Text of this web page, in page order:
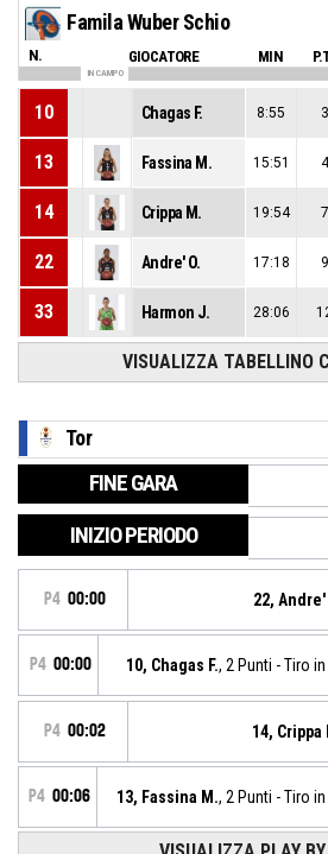
Famila Wuber Schio
N. GIOCATORE MIN
IN CAMPO
10 Chagas F. 8:55 3
13 Fassina M. 15:51 4
14 Crippa M. 19:54 7
22 Andre' O. 17:18 9
33 Harmon J. 28:06
VISUALIZZA TABELLINO
Tor
FINE GARA
INIZIO PERIODO
P4 00:00 22, Andre'
P4 00:00 10, Chagas F., 2 Punti - Tiro
P4 00:02 14, Crippa
P4 00:06 13, Fassina M., 2 Punti - Tiro